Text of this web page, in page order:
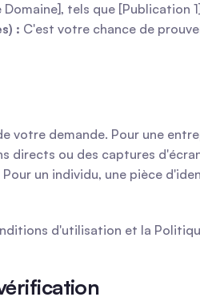
tels que [Publication
: C'est votre chance de
votre demande. Pour une
directs ou des captures
un individu, une pièce
d'utilisation et la